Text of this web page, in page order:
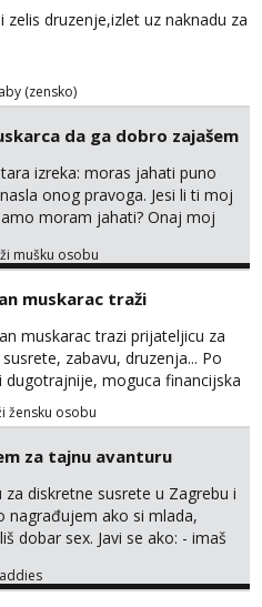
zelis druzenje,izlet uz naknadu za
(zensko)
da ga dobro zajašem
izreka: moras jahati puno
onog pravoga. Jesi li ti moj
moram jahati? Onaj moj
i javi mi se tamo....
mušku osobu
muskarac traži
muskarac trazi prijateljicu za
zabavu, druzenja... Po
dugotrajnije, moguca financijska
žensku osobu
za tajnu avanturu
za diskretne susrete u Zagrebu i
nagrađujem ako si mlada,
dobar sex. Javi se ako: - imaš
ljubiš - si fleksibilna s